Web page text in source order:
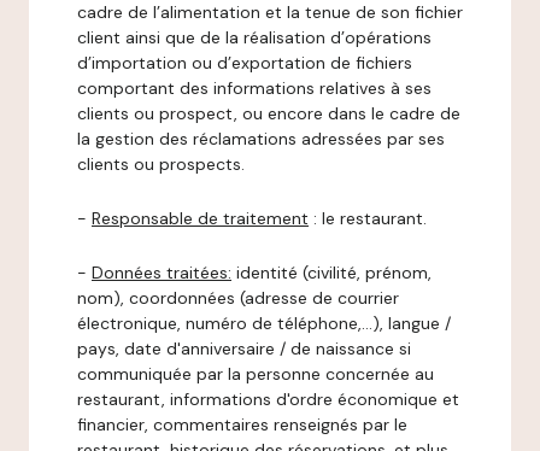
cadre de l’alimentation et la tenue de son fichier
client ainsi que de la réalisation d’opérations
d’importation ou d’exportation de fichiers
comportant des informations relatives à ses
clients ou prospect, ou encore dans le cadre de
la gestion des réclamations adressées par ses
clients ou prospects.
- Responsable de traitement : le restaurant.
- Données traitées: identité (civilité, prénom,
nom), coordonnées (adresse de courrier
électronique, numéro de téléphone,…), langue /
pays, date d'anniversaire / de naissance si
communiquée par la personne concernée au
restaurant, informations d'ordre économique et
financier, commentaires renseignés par le